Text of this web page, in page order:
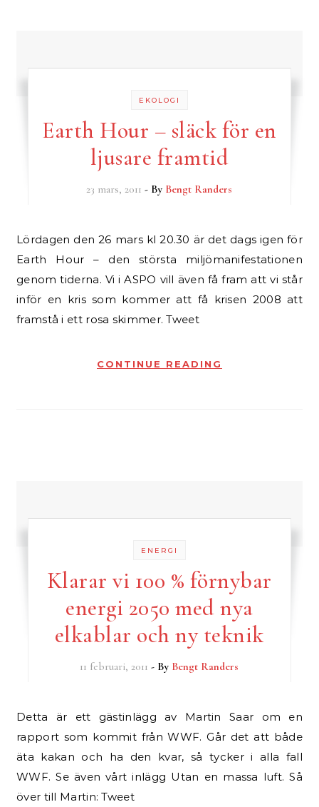
EKOLOGI
Earth Hour – släck för en
ljusare framtid
23 mars, 2011 - By Bengt Randers
Lördagen den 26 mars kl 20.30 är det dags igen för
Earth Hour – den största miljömanifestationen
genom tiderna. Vi i ASPO vill även få fram att vi står
inför en kris som kommer att få krisen 2008 att
framstå i ett rosa skimmer. Tweet
CONTINUE READING
ENERGI
Klarar vi 100 % förnybar
energi 2050 med nya
elkablar och ny teknik
11 februari, 2011 - By Bengt Randers
Detta är ett gästinlägg av Martin Saar om en
rapport som kommit från WWF. Går det att både
äta kakan och ha den kvar, så tycker i alla fall
WWF. Se även vårt inlägg Utan en massa luft. Så
över till Martin: Tweet